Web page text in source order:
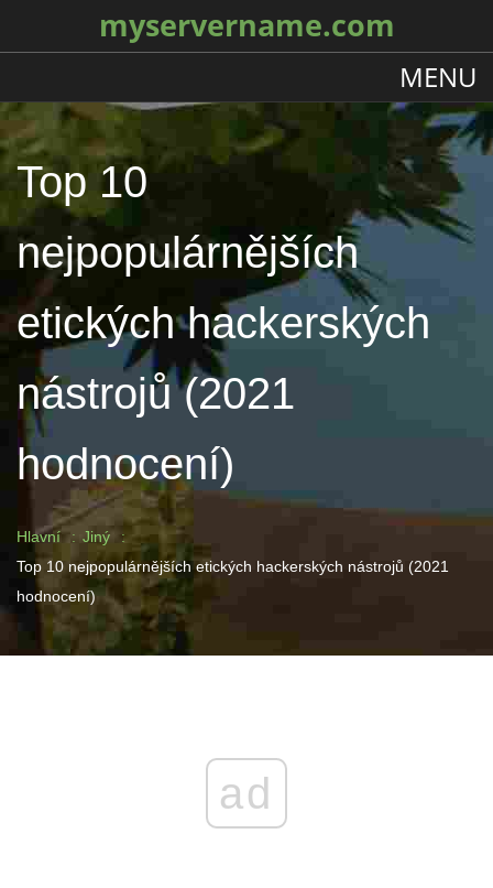
myservername.com
MENU
Top 10
nejpopulárnějších
etických hackerských
nástrojů (2021
hodnocení)
Hlavní
Jiný
Top 10 nejpopulárnějších etických hackerských nástrojů (2021
hodnocení)
ad